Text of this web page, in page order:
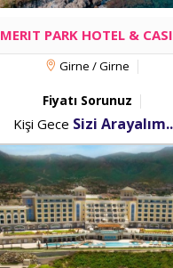
MERIT PARK HOTEL &
Girne / Girne
Fiyatı Sorunuz
Kişi Gece Sizi